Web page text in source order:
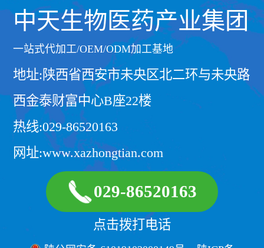
中天生物医药产业集团
一站式代加工/OEM/ODM加工基地
地址:陕西省西安市未央区北二环与未央路
西金泰财富中心B座22楼
热线:029-86520163
网址:www.xazhongtian.com
029-86520163
点击拨打电话